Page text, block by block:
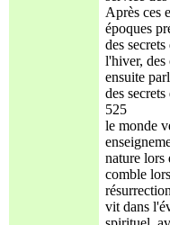
Après ces
époques
des
l'hiver, des
ensuite
des
525
le monde
nature lors
comble
vit dans